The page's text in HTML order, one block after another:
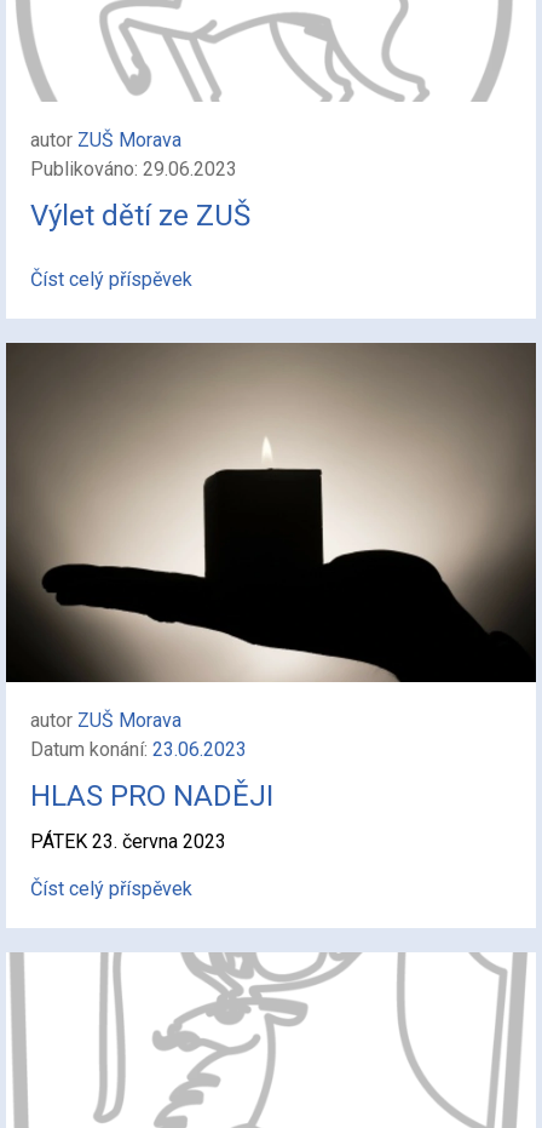
autor ZUŠ Morava
Publikováno: 29.06.2023
Výlet dětí ze ZUŠ
Číst celý příspěvek
autor ZUŠ Morava
Datum konání: 23.06.2023
HLAS PRO NADĚJI
PÁTEK 23. června 2023
Číst celý příspěvek